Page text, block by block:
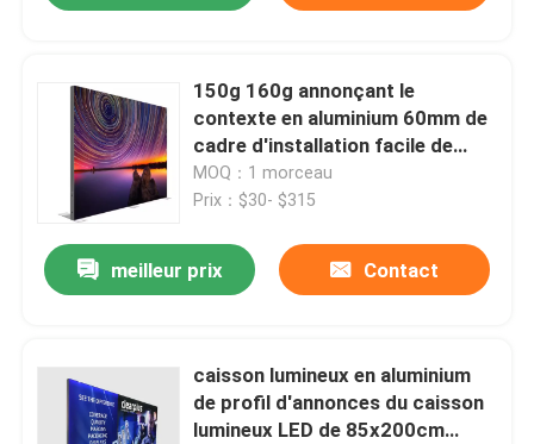
150g 160g annonçant le
contexte en aluminium 60mm de
cadre d'installation facile de
caisson lumineux de SEG
MOQ：1 morceau
Prix：$30- $315
meilleur prix Contact
caisson lumineux en aluminium
de profil d'annonces du caisson
lumineux LED de 85x200cm